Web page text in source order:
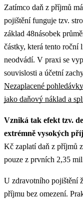
Zatímco daň z příjmů
pojištění funguje tzv.
základ 48násobek
částky, která tento roční
neodvádí. V praxi se
souvislosti a účetní
Nezaplacené
jako daňový náklad a
Vzniká tak efekt tzv.
extrémně vysokých
Kč zaplatí daň z příjmů
pouze z prvních 2,35
U zdravotního pojištění
příjmu bez omezení.